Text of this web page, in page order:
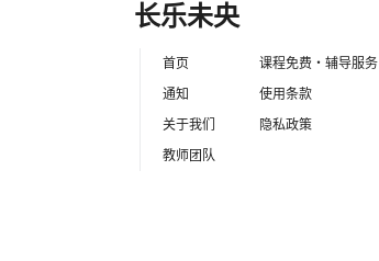
长乐未央
首页
通知
关于我们
教师团队
课程免费・辅导服务
使用条款
隐私政策